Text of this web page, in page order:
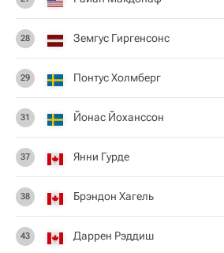
28 Земгус Гиргенсонс
29 Понтус Холмберг
31 Йонас Йоханссон
37 Янни Гурде
38 Брэндон Хагель
43 Даррен Рэддиш